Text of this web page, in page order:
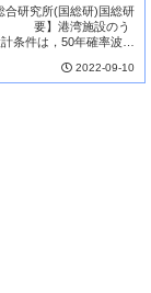
合研究所(国総研)国総研
要】港湾施設のう
条件は，50年確率波
えた潮位の...2022-09-10